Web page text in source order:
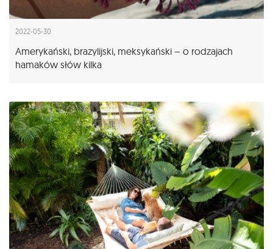
2022-05-30
Amerykański, brazylijski, meksykański – o rodzajach
hamaków słów kilka